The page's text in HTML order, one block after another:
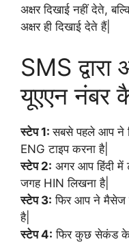
अक्षर दिखाई नहीं देते,
अक्षर ही दिखाई देते हैं|
SMS
यूएएन नंबर
स्टेप 1:सबसे पहले आप ने
ENG टाइप करना है|
स्टेप 2: अगर आप हिंदी में
जगह HIN लिखना है|
स्टेप 3: फिर आप ने मैसेज
है|
स्टेप 4: फिर कुछ सेकंड के